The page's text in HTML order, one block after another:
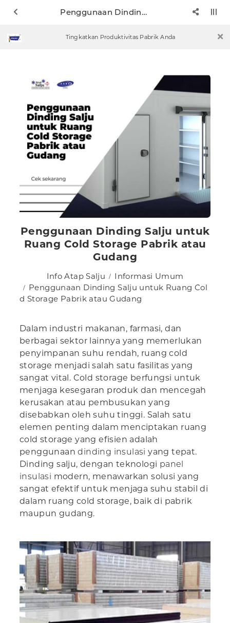
Penggunaan Dinding Salju untuk Ruang Cold Storage Pabrik atau Gudang
Tingkatkan Produktivitas Pabrik Anda
Penggunaan Dinding Salju untuk
Ruang Cold Storage Pabrik atau
Gudang
Info Atap Salju
Informasi Umum
Penggunaan Dinding Salju untuk Ruang Col
d Storage Pabrik atau Gudang
Dalam industri makanan, farmasi, dan
berbagai sektor lainnya yang memerlukan
penyimpanan suhu rendah, ruang cold
storage menjadi salah satu fasilitas yang
sangat vital. Cold storage berfungsi untuk
menjaga kesegaran produk dan mencegah
kerusakan atau pembusukan yang
disebabkan oleh suhu tinggi. Salah satu
elemen penting dalam menciptakan ruang
cold storage yang efisien adalah
penggunaandinding insulasi yang tepat.
Dinding salju, dengan teknologi panel
insulasi modern, menawarkan solusi yang
sangat efektif untuk menjaga suhu stabil di
dalam ruang cold storage, baik di pabrik
maupun gudang.